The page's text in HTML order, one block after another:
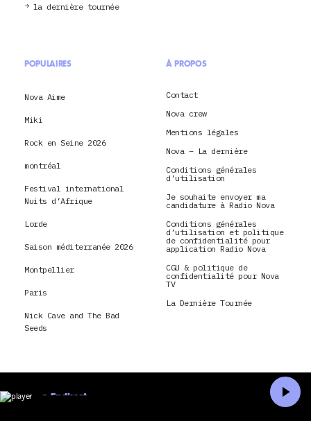
la dernière tournée
POPULAIRES
Nova Aime
Miki
Rock en Seine 2026
montréal
Festival international
Nuits d’Afrique
Lorde
Saison méditerranée 2026
Montpellier
Paris
Nick Cave and The Bad
Seeds
À PROPOS
Contact
Nova crew
Mentions légales
Nova – La dernière
Conditions générales
d’utilisation
Je souhaite envoyer ma
candidature à Radio Nova
Conditions générales
d’utilisation et politique
de confidentialité pour
application Radio Nova
CGU & politique de
confidentialité pour Nova
TV
La Dernière Tournée
En direct